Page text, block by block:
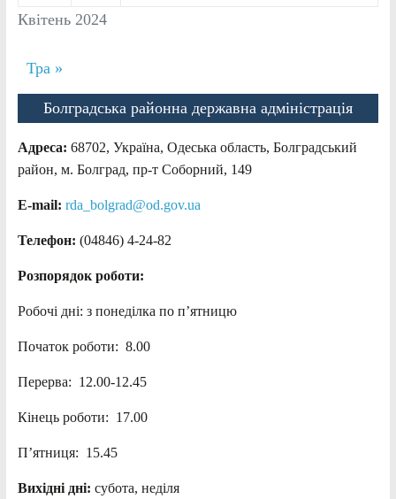
Квітень 2024
Тра »
Болградська районна державна адміністрація
Адреса: 68702, Україна, Одеська область, Болградський
район, м. Болград, пр-т Соборний, 149
E-mail: rda_bolgrad@od.gov.ua
Телефон: (04846) 4-24-82
Розпорядок роботи:
Робочі дні: з понеділка по п’ятницю
Початок роботи: 8.00
Перерва: 12.00-12.45
Кінець роботи: 17.00
П’ятниця: 15.45
Вихідні дні: субота, неділя